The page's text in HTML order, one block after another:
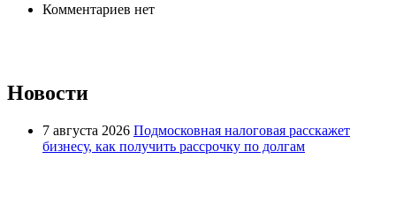
Комментариев нет
Новости
7 августа 2026 Подмосковная налоговая расскажет
бизнесу, как получить рассрочку по долгам